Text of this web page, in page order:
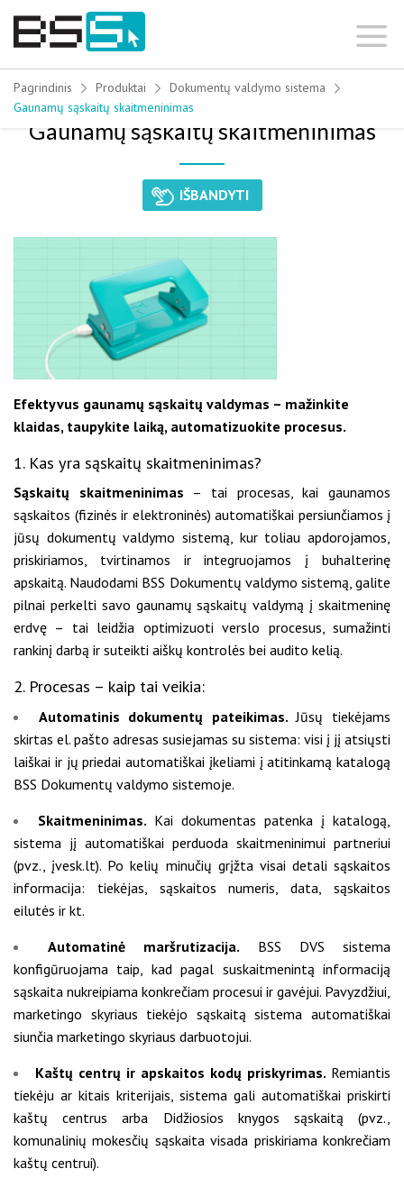
Skip
Pagrindinis Produktai
Dokumentų valdymo sistema
Gaunamų sąskaitų skaitmeninimas
Gaunamų sąskaitų skaitmeninimas
IŠBANDYTI
Efektyvus gaunamų sąskaitų valdymas – mažinkite
klaidas, taupykite laiką, automatizuokite procesus.
1. Kas yra sąskaitų skaitmeninimas?
Sąskaitų skaitmeninimas – tai procesas, kai gaunamos
sąskaitos (fizinės ir elektroninės) automatiškai persiunčiamos į
jūsų dokumentų valdymo sistemą, kur toliau apdorojamos,
priskiriamos, tvirtinamos ir integruojamos į buhalterinę
apskaitą. Naudodami BSS Dokumentų valdymo sistemą, galite
pilnai perkelti savo gaunamų sąskaitų valdymą į skaitmeninę
erdvę – tai leidžia optimizuoti verslo procesus, sumažinti
rankinį darbą ir suteikti aiškų kontrolės bei audito kelią.
2. Procesas – kaip tai veikia:
Automatinis dokumentų pateikimas.Jūsų tiekėjams
skirtas el. pašto adresas susiejamas su sistema: visi į jį atsiųsti
laiškai ir jų priedai automatiškai įkeliami į atitinkamą katalogą
BSS Dokumentų valdymo sistemoje.
Skaitmeninimas. Kai dokumentas patenka į katalogą,
sistema jį automatiškai perduoda skaitmeninimui partneriui
(pvz., įvesk.lt). Po kelių minučių grįžta visai detali sąskaitos
informacija: tiekėjas, sąskaitos numeris, data, sąskaitos
eilutės ir kt.
Automatinė maršrutizacija. BSS DVS sistema
konfigūruojama taip, kad pagal suskaitmenintą informaciją
sąskaita nukreipiama konkrečiam procesui ir gavėjui. Pavyzdžiui,
marketingo skyriaus tiekėjo sąskaitą sistema automatiškai
siunčia marketingo skyriaus darbuotojui.
Kaštų centrų ir apskaitos kodų priskyrimas. Remiantis
tiekėju ar kitais kriterijais, sistema gali automatiškai priskirti
kaštų centrus arba Didžiosios knygos sąskaitą (pvz.,
komunalinių mokesčių sąskaita visada priskiriama konkrečiam
kaštų centrui).